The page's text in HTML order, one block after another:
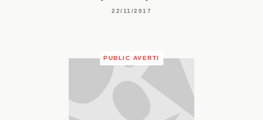
22/11/2017
PUBLIC AVERTI